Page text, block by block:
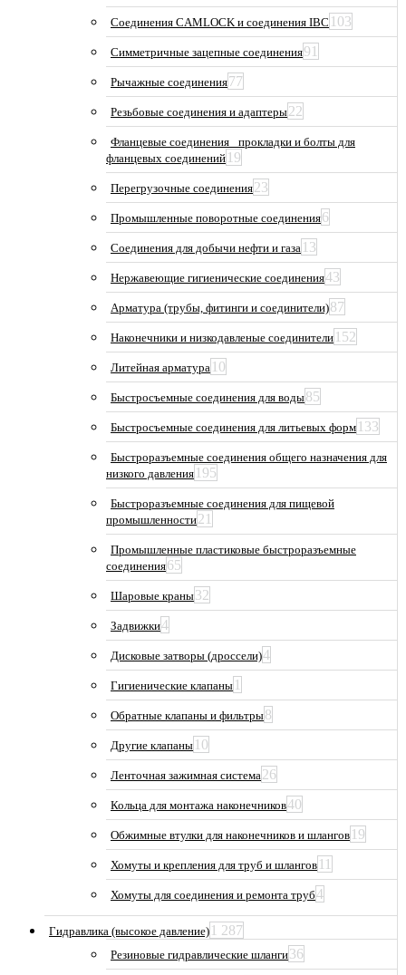
Соединения CAMLOCK и соединения IBC 103
Симметричные зацепные соединения91
Рычажные соединения77
Резьбовые соединения и адаптеры22
Фланцевые соединения_ прокладки и болты для
фланцевых соединений 19
Перегрузочные соединения23
Промышленные поворотные соединения6
Соединения для добычи нефти и газа 13
Нержавеющие гигиенические соединения43
Арматура (трубы, фитинги и соединители)87
Наконечники и низкодавленые соединители 152
Литейная арматура 10
Быстросъемные соединения для воды85
Быстросъемные соединения для литьевых форм 133
Быстроразъемные соединения общего назначения для
низкого давления 195
Быстроразъемные соединения для пищевой
промышленности21
Промышленные пластиковые быстроразъемные
соединения65
Шаровые краны32
Задвижки4
Дисковые затворы (дроссели)4
Гигиенические клапаны 1
Обратные клапаны и фильтры8
Другие клапаны 10
Ленточная зажимная система26
Кольца для монтажа наконечников40
Обжимные втулки для наконечников и шлангов 19
Хомуты и крепления для труб и шлангов 11
Хомуты для соединения и ремонта труб4
Гидравлика (высокое давление) 1 287
Резиновые гидравлические шланги36